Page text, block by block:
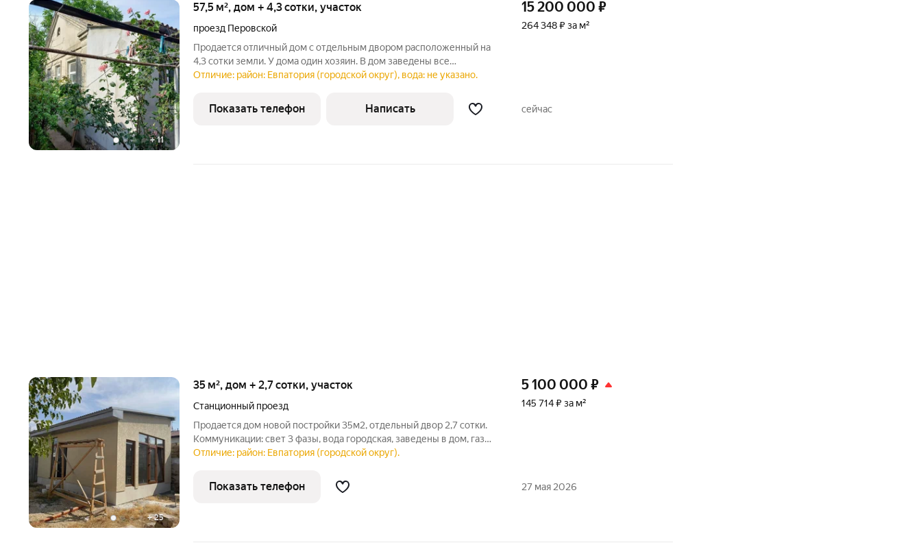
+11
57,5 м², дом + 4,3 сотки, участок
проезд Перовской
Продается отличный дом с отдельным двором расположенный на
4,3 сотки земли. У дома один хозяин. В дом заведены все
коммуникации (газ, электричество, вода, центральная
кухня и небольшая
15 200 000 ₽
264 348 ₽ за м²
Отличие: район: Евпатория (городской округ), вода: не указано.
Показать телефон Написать сейчас
+25
35 м², дом + 2,7 сотки, участок
Станционный проезд
Продается дом новой постройки 35м2, отдельный двор 2,7 сотки.
Коммуникации: свет 3 фазы, вода городская, заведены в дом, газ
во дворе, септик. Район отличный для проживания, в шаговой
магазинов,
5 100 000 ₽
145 714 ₽ за м²
Отличие: район: Евпатория (городской округ).
Показать телефон 27 мая 2026